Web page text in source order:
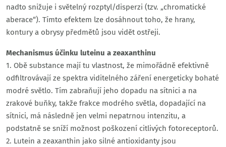
nadto snižuje i světelný rozptyl/disperzi (tzv. „chromatické
aberace“). Tímto efektem lze dosáhnout toho, že hrany,
kontury a obrysy předmětů jsou vidět ostřeji.
Mechanismus účinku luteinu a zeaxanthinu
1. Obě substance mají tu vlastnost, že mimořádně efektivně
odfiltrovávají ze spektra viditelného záření energeticky bohaté
modré světlo. Tím zabraňují jeho dopadu na sítnici a na
zrakové buňky, takže frakce modrého světla, dopadající na
sítnici, má následně jen velmi nepatrnou intenzitu, a
podstatně se sníží možnost poškození citlivých fotoreceptorů.
2. Lutein a zeaxanthin jako silné antioxidanty jsou